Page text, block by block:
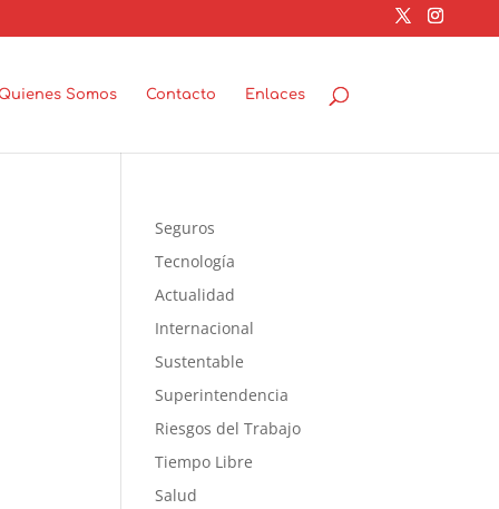
Somos Contacto Enlaces
Seguros
Tecnología
Actualidad
Internacional
Sustentable
Superintendencia
Riesgos del Trabajo
Tiempo Libre
Salud